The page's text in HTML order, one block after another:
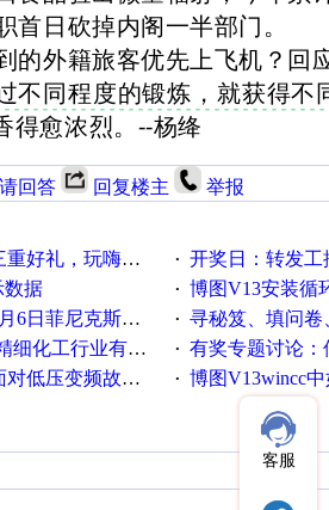
首日砍掉内阁一半部门。
的外籍旅客优先上飞机？回
不同程度的锻炼，就获得
得愈浓烈。--杨绛
回答 回复楼主 举报
礼，玩嗨夏日！ · 开奖日：转发工控速派
数据 · 博图V13安装循环重启
克斯在线研讨会即得 · 寻秘笈、填问卷
行业有奖调查来袭！ · 有奖专题讨论：伺服选择
，老手是这样解决的！ · 博图V13wincc中如何
客服